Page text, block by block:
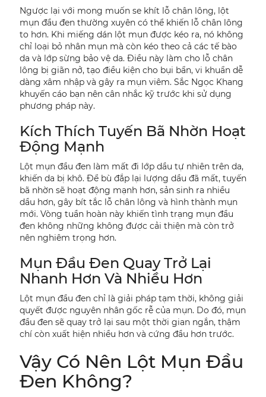
Ngược lại với mong muốn se khít lỗ chân lông, lột
mụn đầu đen thường xuyên có thể khiến lỗ chân lông
to hơn. Khi miếng dán lột mụn được kéo ra, nó không
chỉ loại bỏ nhân mụn mà còn kéo theo cả các tế bào
da và lớp sừng bảo vệ da. Điều này làm cho lỗ chân
lông bị giãn nở, tạo điều kiện cho bụi bẩn, vi khuẩn dễ
dàng xâm nhập và gây ra mụn viêm. Sắc Ngọc Khang
khuyến cáo bạn nên cân nhắc kỹ trước khi sử dụng
phương pháp này.
Kích Thích Tuyến Bã Nhờn Hoạt
Động Mạnh
Lột mụn đầu đen làm mất đi lớp dầu tự nhiên trên da,
khiến da bị khô. Để bù đắp lại lượng dầu đã mất, tuyến
bã nhờn sẽ hoạt động mạnh hơn, sản sinh ra nhiều
dầu hơn, gây bít tắc lỗ chân lông và hình thành mụn
mới. Vòng tuần hoàn này khiến tình trạng mụn đầu
đen không những không được cải thiện mà còn trở
nên nghiêm trọng hơn.
Mụn Đầu Đen Quay Trở Lại
Nhanh Hơn Và Nhiều Hơn
Lột mụn đầu đen chỉ là giải pháp tạm thời, không giải
quyết được nguyên nhân gốc rễ của mụn. Do đó, mụn
đầu đen sẽ quay trở lại sau một thời gian ngắn, thậm
chí còn xuất hiện nhiều hơn và cứng đầu hơn trước.
Vậy Có Nên Lột Mụn Đầu
Đen Không?